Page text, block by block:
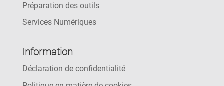
Préparation des outils
Services Numériques
Information
Déclaration de confidentialité